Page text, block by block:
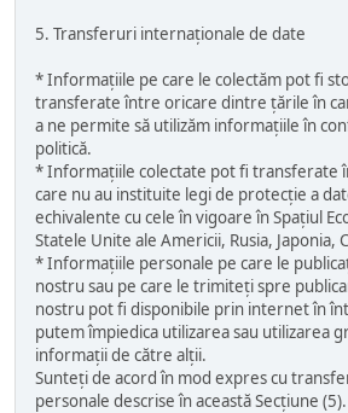
5. Transferuri internaționale de date
* Informațiile pe care le colectăm pot fi
transferate între oricare dintre țările în
a ne permite să utilizăm informațiile în
politică.
* Informațiile colectate pot fi transferate
care nu au instituite legi de protecție a
echivalente cu cele în vigoare în Spațiul
Statele Unite ale Americii, Rusia, Japonia,
* Informațiile personale pe care le
nostru sau pe care le trimiteți spre
nostru pot fi disponibile prin internet în
putem împiedica utilizarea sau utilizarea
informații de către alții.
Sunteți de acord în mod expres cu
personale descrise în această Secțiune (5).